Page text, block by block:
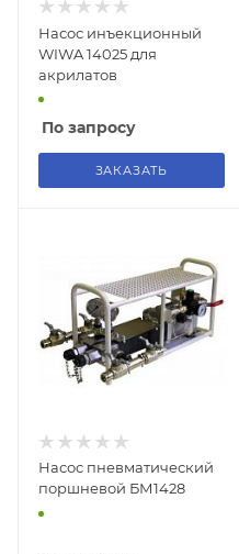
Насос инъекционный
WIWA 14025 для
акрилатов
По запросу
ЗАКАЗАТЬ
Насос пневматический
поршневой БМ1428